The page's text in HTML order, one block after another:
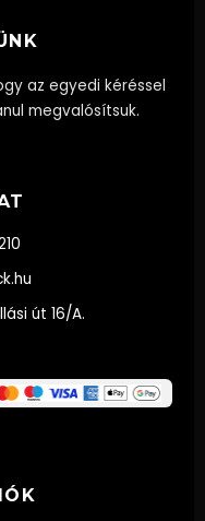
az egyedi kéréssel
megvalósítsuk.
út 16/A.